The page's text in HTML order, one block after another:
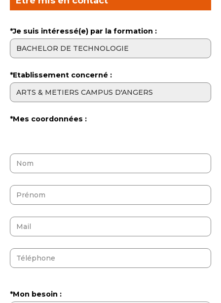
*Je suis intéressé(e) par la formation :
*Etablissement concerné :
*Mes coordonnées :
*Mon besoin :